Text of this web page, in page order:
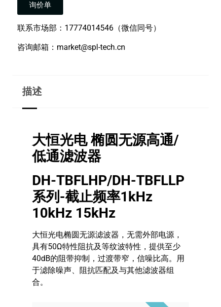
询价单
联系市场部：17774014546（微信同号）
咨询邮箱：market@spl-tech.cn
描述
大恒光电 椭圆无源高通/
低通滤波器
DH-TBFLHP/DH-TBFLLP
系列-截止频率1kHz
10kHz 15kHz
大恒光电椭圆无源滤波器，无需外部电源，
具有50Ω特性阻抗及等纹波特性，提供至少
40dB的阻带抑制，过渡带窄，信噪比高。用
于滤除噪声、阻抗匹配及与其他滤波器组
合。